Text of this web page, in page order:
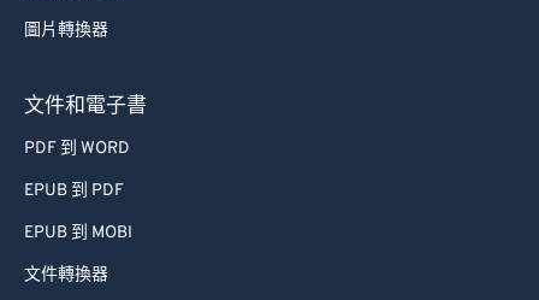
圖片轉換器
文件和電子書
PDF 到 WORD
EPUB 到 PDF
EPUB 到 MOBI
文件轉換器